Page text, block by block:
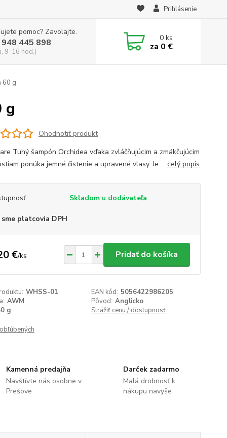
Prihlásenie
pomoc? Zavolajte.
445 898
9-16 hod.)
0ks
za 0 €
60 g
g
Ohodnotiť produkt
Tuhý šampón Orchidea vďaka zvláčňujúcim a zmäkčujúcim
ponúka jemné čistenie a upravené vlasy. Je ... celý popis
Skladom u dodávateľa
sme platcovia DPH
€/ks Pridať do košíka
WHSS-01 EAN kód: 5056422986205
AWM Pôvod: Anglicko
g
Strážiť cenu / dostupnosť
Kamenná predajňa
Navštívte nás osobne v
Prešove
Darček zadarmo
Malá drobnosť k
nákupu navyše